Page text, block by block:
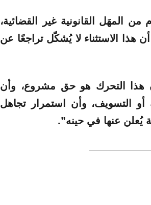
المهَل القانونية غير القضائية،
أن هذا الاستثناء لا يُشكّل تراجعًا عن
هذا التحرك هو حق مشروع، وأن
التسويف، وأن استمرار تجاهل
يُعلن عنها في حينه”.